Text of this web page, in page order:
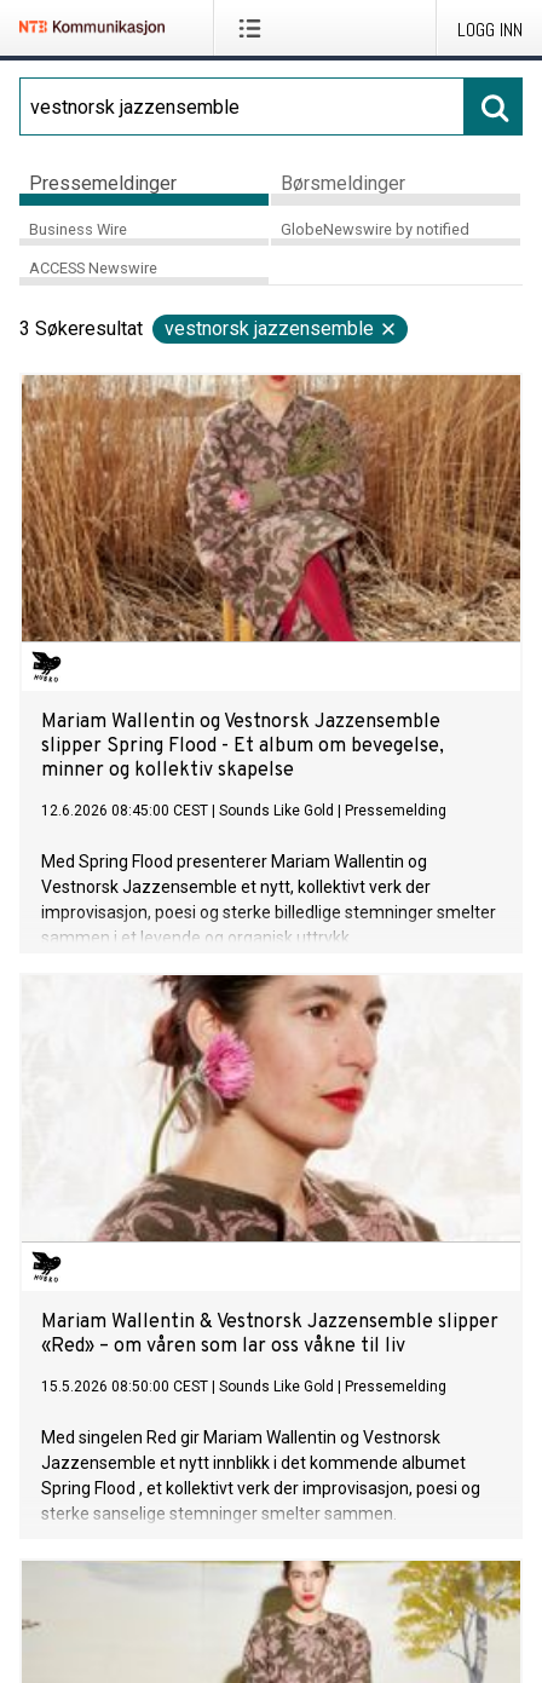
LOGG INN
Pressemeldinger Børsmeldinger
Business Wire GlobeNewswire by notified
ACCESS Newswire
3 Søkeresultat vestnorsk jazzensemble
Mariam Wallentin og Vestnorsk Jazzensemble
slipper Spring Flood - Et album om bevegelse,
minner og kollektiv skapelse
12.6.2026 08:45:00 CEST Sounds Like Gold Pressemelding
Med Spring Flood presenterer Mariam Wallentin og
Vestnorsk Jazzensemble et nytt, kollektivt verk der
improvisasjon, poesi og sterke billedlige stemninger smelter
sammen i et levende og organisk uttrykk.
Mariam Wallentin & Vestnorsk Jazzensemble slipper
«Red» – om våren som lar oss våkne til liv
15.5.2026 08:50:00 CEST Sounds Like Gold Pressemelding
Med singelen Red gir Mariam Wallentin og Vestnorsk
Jazzensemble et nytt innblikk i det kommende albumet
Spring Flood , et kollektivt verk der improvisasjon, poesi og
sterke sanselige stemninger smelter sammen.